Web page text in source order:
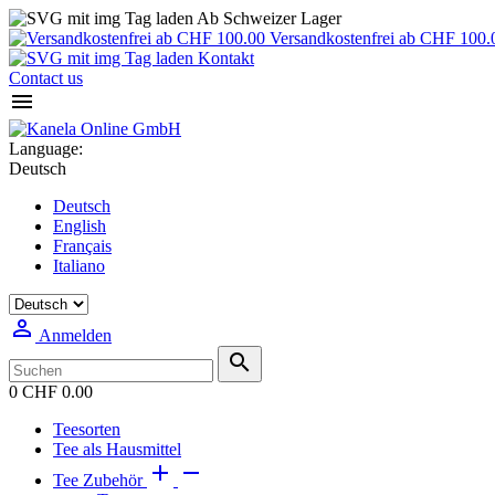
Ab Schweizer Lager
Versandkostenfrei ab CHF
Kontakt
Contact us

Language:
Deutsch
Deutsch
English
Français
Italiano
 Anmelden

0 CHF 0.00
Teesorten
Tee als Hausmittel
Tee Zubehör  